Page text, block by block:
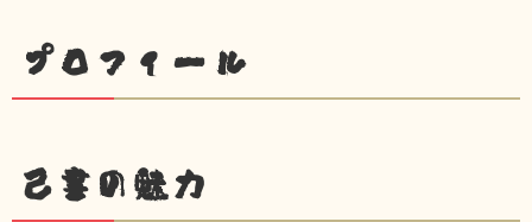
プロフィール
己書の魅力